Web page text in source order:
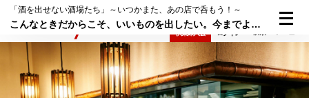
「酒を出せない酒場たち」～いつかまた、あの店で呑もう！～
こんなときだからこそ、いいものを出したい。今までより頑張っちゃうんだよね──神田「なか川」